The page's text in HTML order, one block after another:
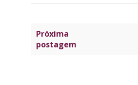
Próxima
postagem